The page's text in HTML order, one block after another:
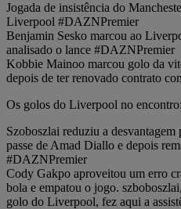
Jogada de insistência do
Liverpool #DAZNPremier
Benjamin Sesko marcou ao
analisado o lance #DAZNPremier
Kobbie Mainoo marcou golo da
depois de ter renovado contrato
Os golos do Liverpool no encontro:
Szoboszlai reduziu a
passe de Amad Diallo e depois
#DAZNPremier
Cody Gakpo aproveitou um erro
bola e empatou o jogo.
golo do Liverpool, fez aqui a